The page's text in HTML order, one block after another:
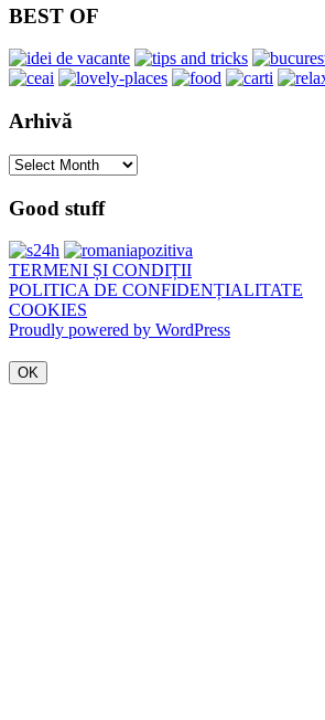
BEST OF
Arhivă
Arhivă
Good stuff
TERMENI ȘI CONDIȚII
POLITICA DE CONFIDENȚIALITATE
COOKIES
Proudly powered by WordPress
OK